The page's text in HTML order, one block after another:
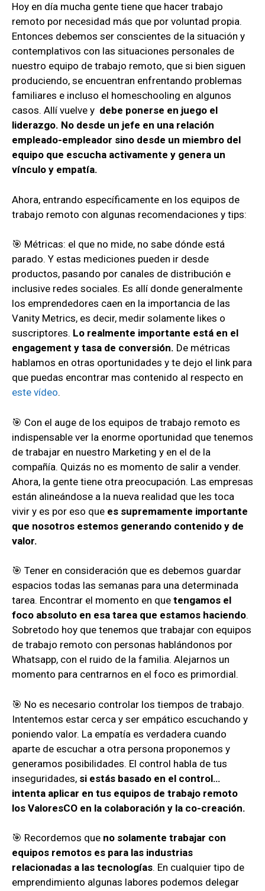
Hoy en día mucha gente tiene que hacer trabajo
remoto por necesidad más que por voluntad propia.
Entonces debemos ser conscientes de la situación y
contemplativos con las situaciones personales de
nuestro equipo de trabajo remoto, que si bien siguen
produciendo, se encuentran enfrentando problemas
familiares e incluso el homeschooling en algunos
casos. Allí vuelve y debe ponerse en juego el
liderazgo. No desde un jefe en una relación
empleado-empleador sino desde un miembro del
equipo que escucha activamente y genera un
vínculo y empatía.
Ahora, entrando específicamente en los equipos de
trabajo remoto con algunas recomendaciones y tips:
🎯 Métricas: el que no mide, no sabe dónde está
parado. Y estas mediciones pueden ir desde
productos, pasando por canales de distribución e
inclusive redes sociales. Es allí donde generalmente
los emprendedores caen en la importancia de las
Vanity Metrics, es decir, medir solamente likes o
suscriptores. Lo realmente importante está en el
engagement y tasa de conversión. De métricas
hablamos en otras oportunidades y te dejo el link para
que puedas encontrar mas contenido al respecto en
este vídeo.
🎯 Con el auge de los equipos de trabajo remoto es
indispensable ver la enorme oportunidad que tenemos
de trabajar en nuestro Marketing y en el de la
compañía. Quizás no es momento de salir a vender.
Ahora, la gente tiene otra preocupación. Las empresas
están alineándose a la nueva realidad que les toca
vivir y es por eso que es supremamente importante
que nosotros estemos generando contenido y de
valor.
🎯 Tener en consideración que es debemos guardar
espacios todas las semanas para una determinada
tarea. Encontrar el momento en que tengamos el
foco absoluto en esa tarea que estamos haciendo.
Sobretodo hoy que tenemos que trabajar con equipos
de trabajo remoto con personas hablándonos por
Whatsapp, con el ruido de la familia. Alejarnos un
momento para centrarnos en el foco es primordial.
🎯 No es necesario controlar los tiempos de trabajo.
Intentemos estar cerca y ser empático escuchando y
poniendo valor. La empatía es verdadera cuando
aparte de escuchar a otra persona proponemos y
generamos posibilidades. El control habla de tus
inseguridades, si estás basado en el control…
intenta aplicar en tus equipos de trabajo remoto
los ValoresCO en la colaboración y la co-creación.
🎯 Recordemos que no solamente trabajar con
equipos remotos es para las industrias
relacionadas a las tecnologías. En cualquier tipo de
emprendimiento algunas labores podemos delegar